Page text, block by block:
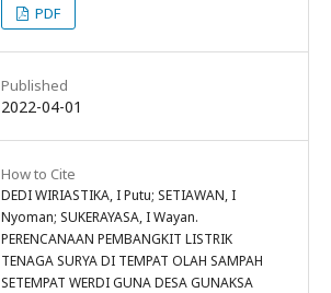
PDF
Published
2022-04-01
How to Cite
DEDI WIRIASTIKA, I Putu; SETIAWAN, I
Nyoman; SUKERAYASA, I Wayan.
PERENCANAAN PEMBANGKIT LISTRIK
TENAGA SURYA DI TEMPAT OLAH SAMPAH
SETEMPAT WERDI GUNA DESA GUNAKSA